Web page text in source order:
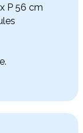
P 56 cm